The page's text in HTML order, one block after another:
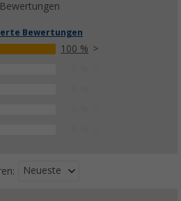
Bewertungen
100 %
Neueste